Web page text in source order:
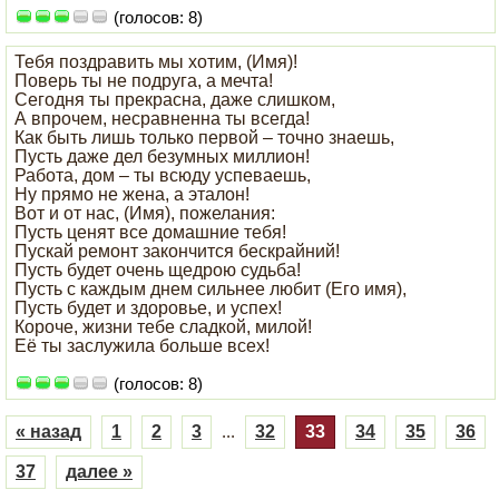
(голосов: 8)
Тебя поздравить мы хотим, (Имя)!
Поверь ты не подруга, а мечта!
Сегодня ты прекрасна, даже слишком,
А впрочем, несравненна ты всегда!
Как быть лишь только первой – точно знаешь,
Пусть даже дел безумных миллион!
Работа, дом – ты всюду успеваешь,
Ну прямо не жена, а эталон!
Вот и от нас, (Имя), пожелания:
Пусть ценят все домашние тебя!
Пускай ремонт закончится бескрайний!
Пусть будет очень щедрою судьба!
Пусть с каждым днем сильнее любит (Его имя),
Пусть будет и здоровье, и успех!
Короче, жизни тебе сладкой, милой!
Её ты заслужила больше всех!
(голосов: 8)
« назад 1 2 3 ... 32 33 34 35 36
37 далее »